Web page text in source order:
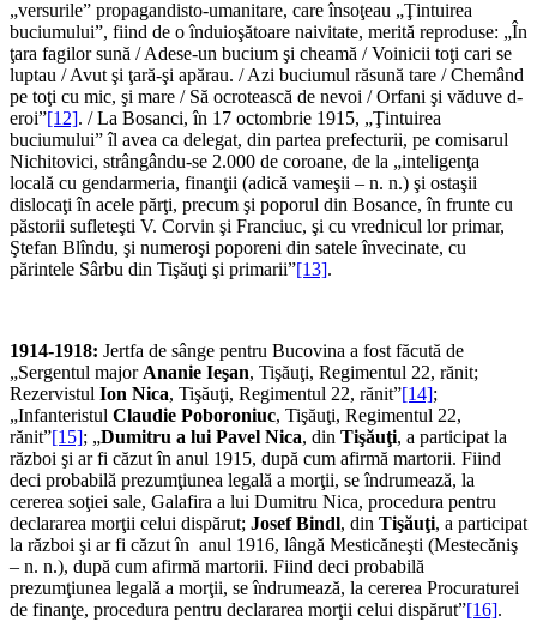
„versurile” propagandisto-umanitare, care însoţeau „Ţintuirea
buciumului”, fiind de o înduioşătoare naivitate, merită reproduse: „În
ţara fagilor sună / Adese-un bucium şi cheamă / Voinicii toţi cari se
luptau / Avut şi ţară-şi apărau. / Azi buciumul răsună tare / Chemând
pe toţi cu mic, şi mare / Să ocrotească de nevoi / Orfani şi văduve d-
eroi”[12]. / La Bosanci, în 17 octombrie 1915, „Ţintuirea
buciumului” îl avea ca delegat, din partea prefecturii, pe comisarul
Nichitovici, strângându-se 2.000 de coroane, de la „inteligenţa
locală cu gendarmeria, finanţii (adică vameşii – n. n.) şi ostaşii
dislocaţi în acele părţi, precum şi poporul din Bosance, în frunte cu
păstorii sufleteşti V. Corvin şi Franciuc, şi cu vrednicul lor primar,
Ştefan Blîndu, şi numeroşi poporeni din satele învecinate, cu
părintele Sârbu din Tişăuţi şi primarii”[13].
1914-1918: Jertfa de sânge pentru Bucovina a fost făcută de
„Sergentul major Ananie Ieşan, Tişăuţi, Regimentul 22, rănit;
Rezervistul Ion Nica, Tişăuţi, Regimentul 22, rănit”[14];
„Infanteristul Claudie Poboroniuc, Tişăuţi, Regimentul 22,
rănit”[15]; „Dumitru a lui Pavel Nica, din Tişăuţi, a participat la
război şi ar fi căzut în anul 1915, după cum afirmă martorii. Fiind
deci probabilă prezumţiunea legală a morţii, se îndrumează, la
cererea soţiei sale, Galafira a lui Dumitru Nica, procedura pentru
declararea morţii celui dispărut; Josef Bindl, din Tişăuţi, a participat
la război şi ar fi căzut în anul 1916, lângă Mesticăneşti (Mestecăniş
– n. n.), după cum afirmă martorii. Fiind deci probabilă
prezumţiunea legală a morţii, se îndrumează, la cererea Procuraturei
de finanţe, procedura pentru declararea morţii celui dispărut”[16].